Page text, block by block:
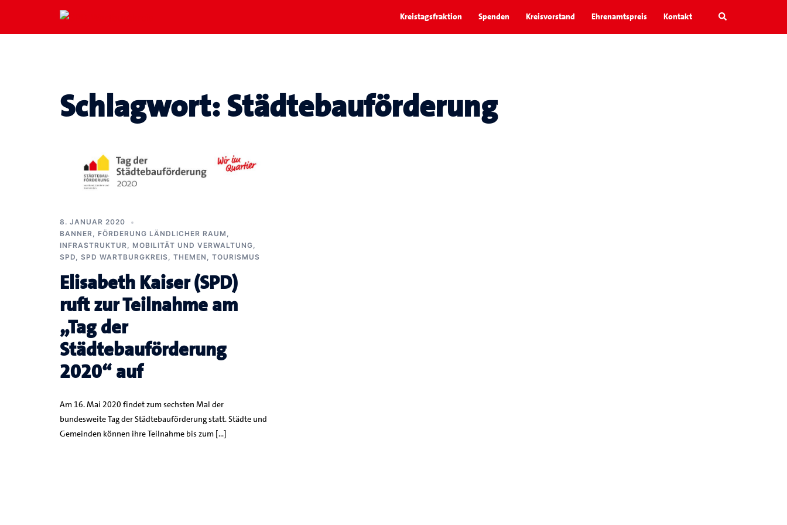
springen
Kreistagsfraktion Spenden Kreisvorstand Ehrenamtspreis Kontakt Search
Schlagwort:Städtebauförderung
8. JANUAR 2020
BANNER, FÖRDERUNG LÄNDLICHER RAUM ,
INFRASTRUKTUR, MOBILITÄT UND VERWALTUNG,
SPD, SPD WARTBURGKREIS, THEMEN , TOURISMUS
Elisabeth Kaiser (SPD)
ruft zur Teilnahme am
„Tag der
Städtebauförderung
2020“ auf
Am 16. Mai 2020 findet zum sechsten Mal der
bundesweite Tag der Städtebauförderung statt. Städte und
Gemeinden können ihre Teilnahme bis zum […]